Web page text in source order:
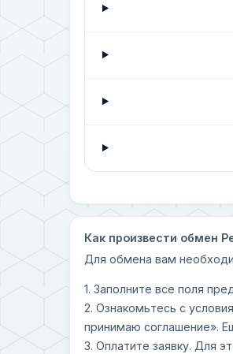
Как произвести обмен
Для обмена вам
1. Заполните все поля
2. Ознакомьтесь с
принимаю соглашение».
3. Оплатите заявку. Для